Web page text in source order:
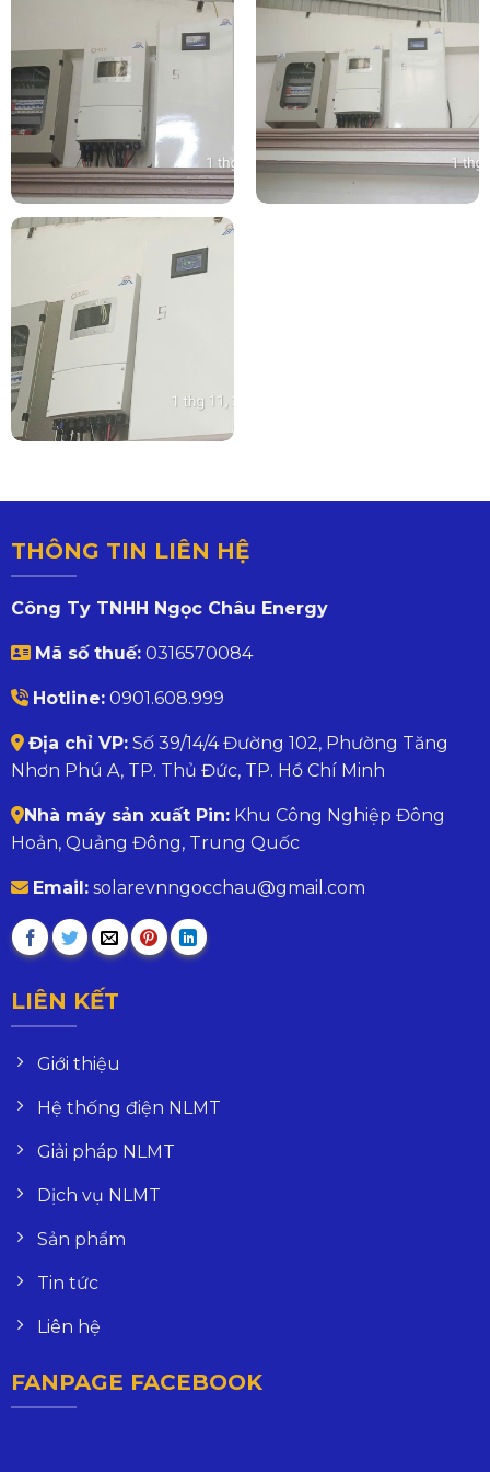
THÔNG TIN LIÊN HỆ
Công Ty TNHH Ngọc Châu Energy
Mã số thuế:0316570084
Hotline:0901.608.999
Địa chỉ VP:Số 39/14/4 Đường 102, Phường Tăng
Nhơn Phú A, TP. Thủ Đức, TP. Hồ Chí Minh
Nhà máy sản xuất Pin:Khu Công Nghiệp Đông
Hoản, Quảng Đông, Trung Quốc
Email:solarevnngocchau@gmail.com
LIÊN KẾT
Giới thiệu
Hệ thống điện NLMT
Giải pháp NLMT
Dịch vụ NLMT
Sản phẩm
Tin tức
Liên hệ
FANPAGE FACEBOOK